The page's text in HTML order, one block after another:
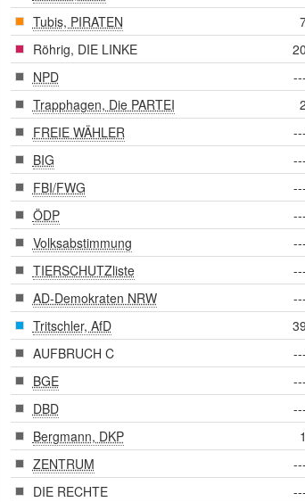
Tubis, PIRATEN
Röhrig, DIE LINKE
20
NPD
---
Trapphagen, Die PARTEI
2
FREIE WÄHLER
---
BIG
---
FBI/FWG
---
ÖDP
---
Volksabstimmung
---
TIERSCHUTZliste
---
AD-Demokraten NRW
---
Tritschler, AfD
39
AUFBRUCH C
---
BGE
---
DBD
---
Bergmann, DKP
1
ZENTRUM
---
DIE RECHTE
---